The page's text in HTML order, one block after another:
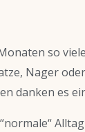
so
Nager
danken es